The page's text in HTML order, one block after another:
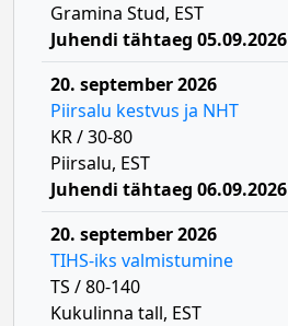
Gramina Stud, EST
Juhendi tähtaeg 05.09.2026
20. september 2026
Piirsalu kestvus ja NHT
KR / 30-80
Piirsalu, EST
Juhendi tähtaeg 06.09.2026
20. september 2026
TIHS-iks valmistumine
TS / 80-140
Kukulinna tall, EST